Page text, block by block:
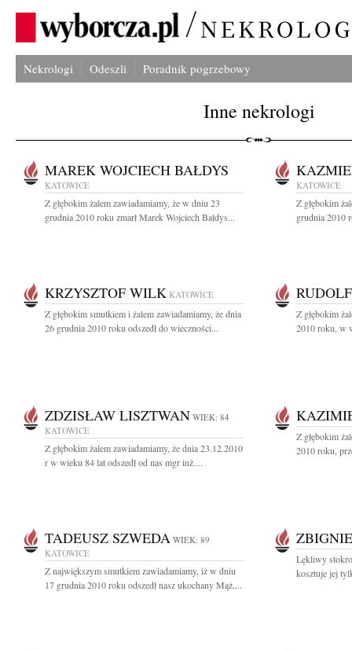
Nekrologi Odeszli Poradnik pogrzebowy
Inne nekrologi
MAREK WOJCIECH BAŁDYS
KATOWICE
Z głębokim żalem zawiadamiamy, że w dniu 23
grudnia 2010 roku zmarł Marek Wojciech Bałdys...
KATOWICE
Z głębokim
grudnia 2010
KRZYSZTOF WILK KATOWICE
Z głębokim smutkiem i żalem zawiadamiamy, że dnia
26 grudnia 2010 roku odszedł do wieczności...
Z głębokim
2010 roku, w
ZDZISŁAW LISZTWAN WIEK: 84
KATOWICE
Z głębokim żalem zawiadamiamy, że dnia 23.12.2010
r w wieku 84 lat odszedł od nas mgr inż....
Z głębokim
2010 roku,
TADEUSZ SZWEDA WIEK: 89
KATOWICE
Z największym smutkiem zawiadamiamy, iż w dniu
17 grudnia 2010 roku odszedł nasz ukochany Mąż,...
Lękliwy
kosztuje jej